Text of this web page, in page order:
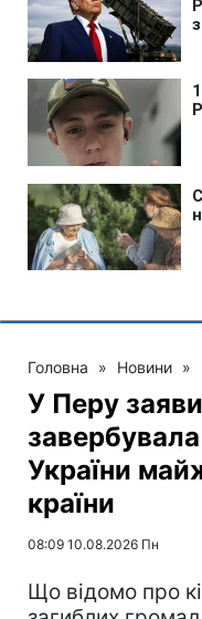
Головна » Новини »
У Перу
України
країни
08:09 10.08.2026 Пн
Що відомо про